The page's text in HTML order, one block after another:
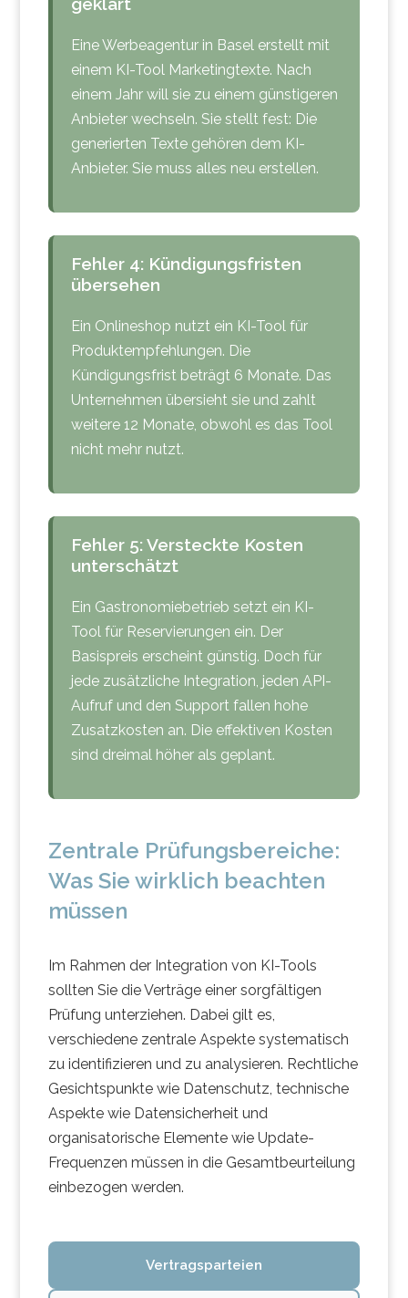
Eine Werbeagentur in Basel erstellt mit
einem KI-Tool Marketingtexte. Nach
einem Jahr will sie zu einem günstigeren
Anbieter wechseln. Sie stellt fest: Die
generierten Texte gehören dem KI-
Anbieter. Sie muss alles neu erstellen.
Fehler 4: Kündigungsfristen
übersehen
Ein Onlineshop nutzt ein KI-Tool für
Produktempfehlungen. Die
Kündigungsfrist beträgt 6 Monate. Das
Unternehmen übersieht sie und zahlt
weitere 12 Monate, obwohl es das Tool
nicht mehr nutzt.
Fehler 5: Versteckte Kosten
unterschätzt
Ein Gastronomiebetrieb setzt ein KI-
Tool für Reservierungen ein. Der
Basispreis erscheint günstig. Doch für
jede zusätzliche Integration, jeden API-
Aufruf und den Support fallen hohe
Zusatzkosten an. Die effektiven Kosten
sind dreimal höher als geplant.
Zentrale Prüfungsbereiche:
Was Sie wirklich beachten
müssen
Im Rahmen der Integration von KI-Tools
sollten Sie die Verträge einer sorgfältigen
Prüfung unterziehen. Dabei gilt es,
verschiedene zentrale Aspekte systematisch
zu identifizieren und zu analysieren. Rechtliche
Gesichtspunkte wie Datenschutz, technische
Aspekte wie Datensicherheit und
organisatorische Elemente wie Update-
Frequenzen müssen in die Gesamtbeurteilung
einbezogen werden.
Vertragsparteien